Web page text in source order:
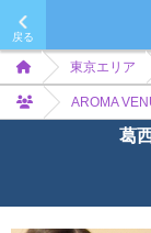
戻る
東京エリア
AROMA
葛